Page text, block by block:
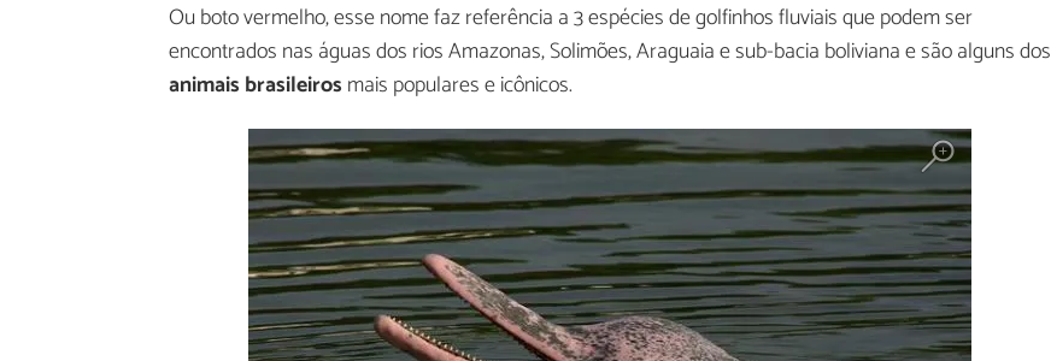
Ou boto vermelho, esse nome faz referência a 3 espécies de golfinhos fluviais que podem ser
encontrados nas águas dos rios Amazonas, Solimões, Araguaia e sub-bacia boliviana e são alguns dos
animais brasileiros mais populares e icônicos.